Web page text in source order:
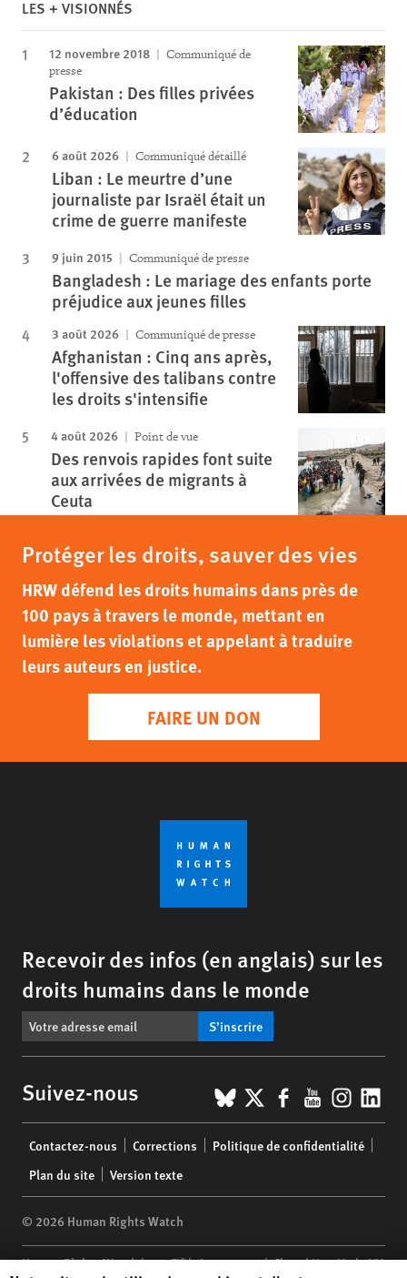
LES + VISIONNÉS
12 novembre 2018
Communiqué de
presse
Pakistan : Des filles privées
d’éducation
6 août 2026 Communiqué détaillé
Liban : Le meurtre d’une
journaliste par Israël était un
crime de guerre manifeste
9 juin 2015 Communiqué de presse
Bangladesh : Le mariage des enfants porte
préjudice aux jeunes filles
3 août 2026 Communiqué de presse
Afghanistan : Cinq ans après,
l'offensive des talibans contre
les droits s'intensifie
4 août 2026 Point de vue
Des renvois rapides font suite
aux arrivées de migrants à
Ceuta
Protéger les droits, sauver des vies
HRW défend les droits humains dans près de
100 pays à travers le monde, mettant en
lumière les violations et appelant à traduire
leurs auteurs en justice.
FAIRE UN DON
Recevoir des infos (en anglais) sur les
droits humains dans le monde
S’inscrire
Suivez-nous BlueSky
X Facebook
YouTube
menu
Contactez-nous Corrections
Politique de confidentialité
Plan du site
Version texte
© 2026 Human Rights Watch
Human Rights Watch| 350 Fifth Avenue, 34th Floor | New York,NY